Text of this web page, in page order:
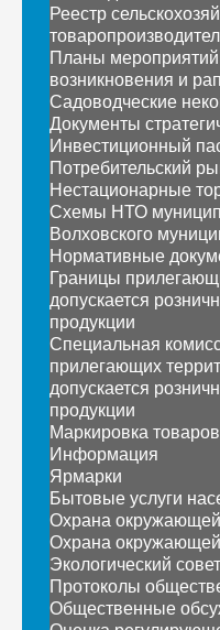
Реестр
Планы
возникновения и
Садоводческие
Документы
Инвестиционный
Потребительский
Нестационарные
Схемы НТО
Волховского
Нормативные
Границы
допускается
продукции
Специальная
прилегающих
допускается
продукции
Маркировка товаров
Информация
Ярмарки
Бытовые услуги
Охрана
Охрана
Экологический совет
Протоколы
Общественные